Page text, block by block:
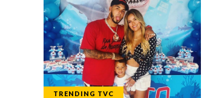
TRENDING TVC